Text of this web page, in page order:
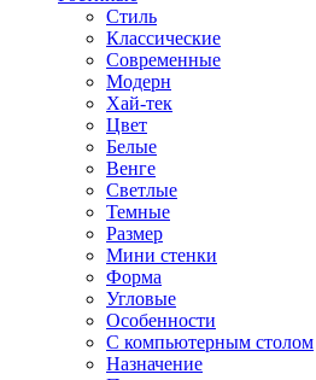
Стиль
Классические
Современные
Модерн
Хай-тек
Цвет
Белые
Венге
Светлые
Темные
Размер
Мини стенки
Форма
Угловые
Особенности
С компьютерным столом
Назначение